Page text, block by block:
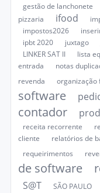
gestão de lanchonete
pizzaria
ifood
impostos2026
ipbt 2020
juxtago
LINKER SAT II
lista
entrada
notas
revenda
organização
software
contador
receita recorrente
cliente
relatórios de
requeirimentos
de software
S@T SÃO PAULO